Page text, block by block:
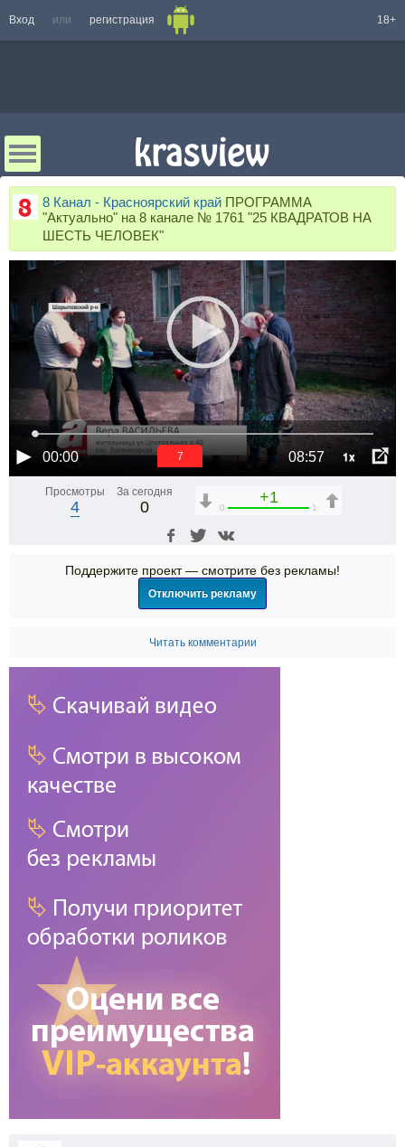
Вход или регистрация 18+
8 Канал - Красноярский край ПРОГРАММА
"Актуально" на 8 канале № 1761 "25 КВАДРАТОВ НА
ШЕСТЬ ЧЕЛОВЕК"
00:00 08:57 1x
7
Просмотры
4
За сегодня
0
+1
0 1
Поддержите проект — смотрите без рекламы!
Отключить рекламу
Читать комментарии